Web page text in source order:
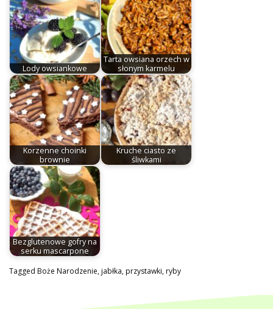
Lody owsiankowe
Tarta owsiana orzech w
słonym karmelu
Korzenne choinki
brownie
Kruche ciasto ze
śliwkami
Bezglutenowe gofry na
serku mascarpone
Tagged Boże Narodzenie,jabłka,przystawki,ryby